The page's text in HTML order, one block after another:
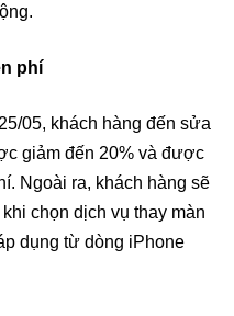
phí
05, khách hàng đến sửa
giảm đến 20% và được
Ngoài ra, khách hàng sẽ
chọn dịch vụ thay màn
dụng từ dòng iPhone